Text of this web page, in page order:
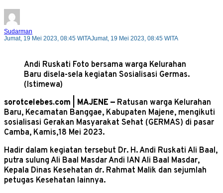
Sudarman
Jumat, 19 Mei 2023, 08:45 WITAJumat, 19 Mei 2023, 08:45 WITA
Andi Ruskati Foto bersama warga Kelurahan
Baru disela-sela kegiatan Sosialisasi Germas.
(Istimewa)
sorotcelebes.com | MAJENE — Ratusan warga Kelurahan
Baru, Kecamatan Banggae, Kabupaten Majene, mengikuti
sosialisasi Gerakan Masyarakat Sehat (GERMAS) di pasar
Camba, Kamis,18 Mei 2023.
Hadir dalam kegiatan tersebut Dr. H. Andi Ruskati Ali Baal,
putra sulung Ali Baal Masdar Andi IAN Ali Baal Masdar,
Kepala Dinas Kesehatan dr. Rahmat Malik dan sejumlah
petugas Kesehatan lainnya.